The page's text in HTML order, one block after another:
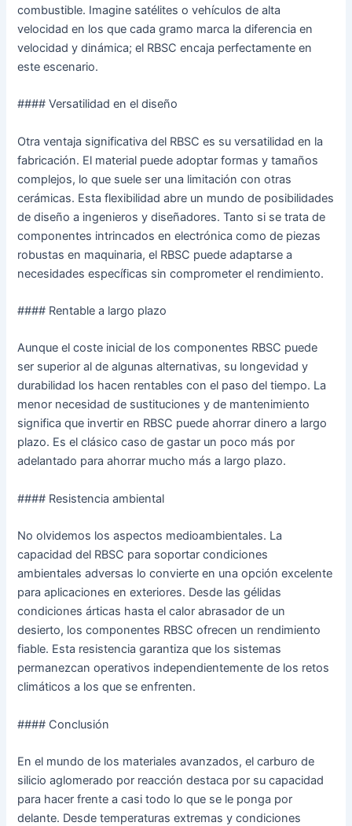
combustible. Imagine satélites o vehículos de alta
velocidad en los que cada gramo marca la diferencia en
velocidad y dinámica; el RBSC encaja perfectamente en
este escenario.
#### Versatilidad en el diseño
Otra ventaja significativa del RBSC es su versatilidad en la
fabricación. El material puede adoptar formas y tamaños
complejos, lo que suele ser una limitación con otras
cerámicas. Esta flexibilidad abre un mundo de posibilidades
de diseño a ingenieros y diseñadores. Tanto si se trata de
componentes intrincados en electrónica como de piezas
robustas en maquinaria, el RBSC puede adaptarse a
necesidades específicas sin comprometer el rendimiento.
#### Rentable a largo plazo
Aunque el coste inicial de los componentes RBSC puede
ser superior al de algunas alternativas, su longevidad y
durabilidad los hacen rentables con el paso del tiempo. La
menor necesidad de sustituciones y de mantenimiento
significa que invertir en RBSC puede ahorrar dinero a largo
plazo. Es el clásico caso de gastar un poco más por
adelantado para ahorrar mucho más a largo plazo.
#### Resistencia ambiental
No olvidemos los aspectos medioambientales. La
capacidad del RBSC para soportar condiciones
ambientales adversas lo convierte en una opción excelente
para aplicaciones en exteriores. Desde las gélidas
condiciones árticas hasta el calor abrasador de un
desierto, los componentes RBSC ofrecen un rendimiento
fiable. Esta resistencia garantiza que los sistemas
permanezcan operativos independientemente de los retos
climáticos a los que se enfrenten.
#### Conclusión
En el mundo de los materiales avanzados, el carburo de
silicio aglomerado por reacción destaca por su capacidad
para hacer frente a casi todo lo que se le ponga por
delante. Desde temperaturas extremas y condiciones